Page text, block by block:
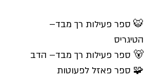
🐯 ספר פעילות רך מבד–
הטיגריס
🐻 ספר פעילות רך מבד– הדב
🧩 ספר פאזל לפעוטות